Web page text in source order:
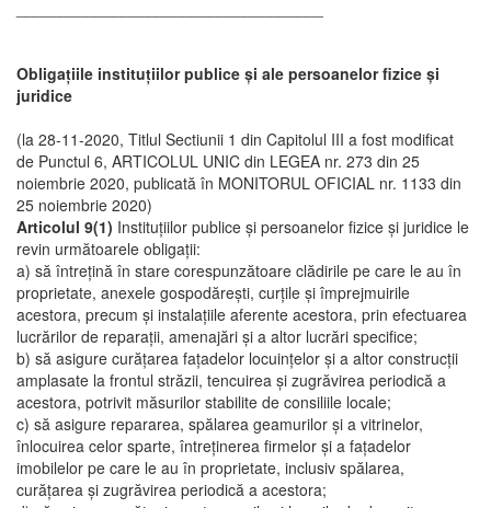
Obligațiile instituțiilor publice și ale persoanelor fizice și
juridice
(la 28-11-2020, Titlul Sectiunii 1 din Capitolul III a fost modificat
de Punctul 6, ARTICOLUL UNIC din LEGEA nr. 273 din 25
noiembrie 2020, publicată în MONITORUL OFICIAL nr. 1133 din
25 noiembrie 2020)
Articolul 9(1) Instituțiilor publice și persoanelor fizice și juridice le
revin următoarele obligații:
a) să întrețină în stare corespunzătoare clădirile pe care le au în
proprietate, anexele gospodărești, curțile și împrejmuirile
acestora, precum și instalațiile aferente acestora, prin efectuarea
lucrărilor de reparații, amenajări și a altor lucrări specifice;
b) să asigure curățarea fațadelor locuințelor și a altor construcții
amplasate la frontul străzii, tencuirea și zugrăvirea periodică a
acestora, potrivit măsurilor stabilite de consiliile locale;
c) să asigure repararea, spălarea geamurilor și a vitrinelor,
înlocuirea celor sparte, întreținerea firmelor și a fațadelor
imobilelor pe care le au în proprietate, inclusiv spălarea,
curățarea și zugrăvirea periodică a acestora;